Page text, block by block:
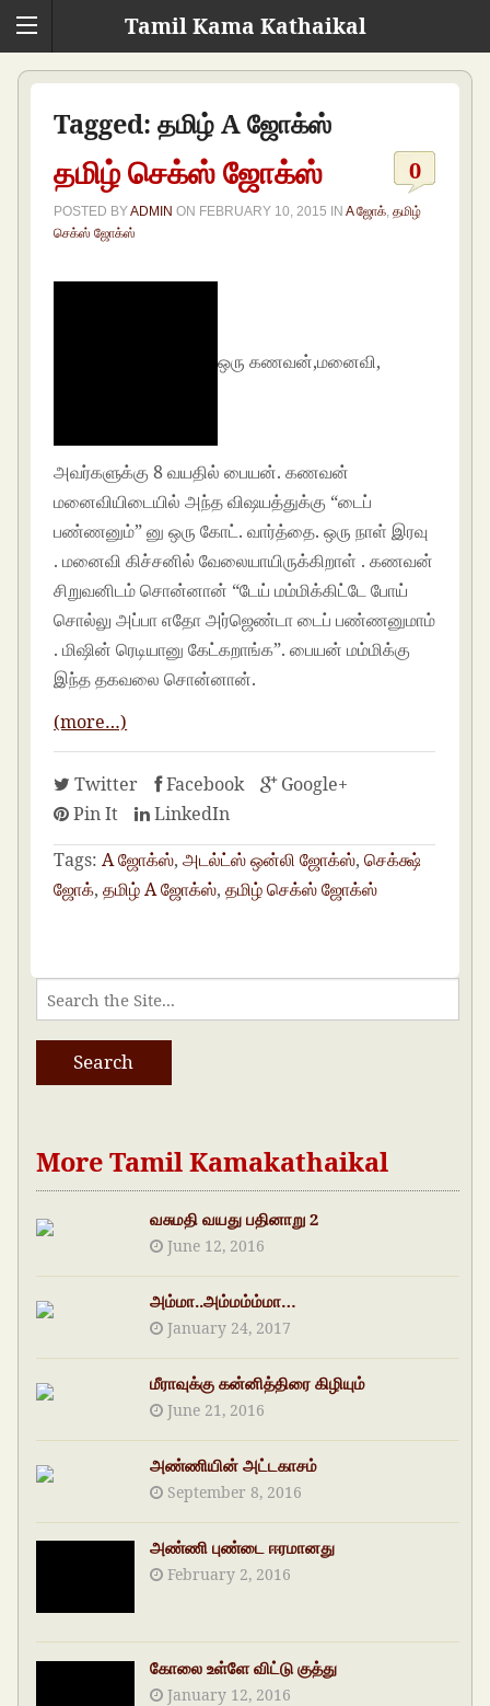
Tamil Kama Kathaikal
Tagged: தமிழ் A ஜோக்ஸ்
தமிழ் செக்ஸ் ஜோக்ஸ் 0
POSTED BYADMIN ON FEBRUARY 10, 2015 INA ஜோக் ,தமிழ்
செக்ஸ் ஜோக்ஸ்
ஒரு கணவன்,மனைவி,
அவர்களுக்கு 8 வயதில் பையன். கணவன்
மனைவியிடையில் அந்த விஷயத்துக்கு “டைப்
பண்ணனும்” னு ஒரு கோட். வார்த்தை. ஒரு நாள் இரவு
. மனைவி கிச்சனில் வேலையாயிருக்கிறாள் . கணவன்
சிறுவனிடம் சொன்னான் “டேய் மம்மிக்கிட்டே போய்
சொல்லு அப்பா எதோ அர்ஜெண்டா டைப் பண்ணனுமாம்
. மிஷின் ரெடியானு கேட்கறாங்க”. பையன் மம்மிக்கு
இந்த தகவலை சொன்னான்.
(more…)
Twitter Facebook
Google+
Pin It
LinkedIn
Tags: A ஜோக்ஸ்,அடல்ட்ஸ் ஒன்லி ஜோக்ஸ்,செக்க்ஷ்
ஜோக்,தமிழ் A ஜோக்ஸ்,தமிழ் செக்ஸ் ஜோக்ஸ்
More Tamil Kamakathaikal
வசுமதி வயது பதினாறு 2
June 12, 2016
அம்மா..அம்மம்ம்மா…
January 24, 2017
மீராவுக்கு கன்னித்திரை கிழியும்
June 21, 2016
அண்ணியின் அட்டகாசம்
September 8, 2016
அண்ணி புண்டை ஈரமானது
February 2, 2016
கோலை உள்ளே விட்டு குத்து
January 12, 2016